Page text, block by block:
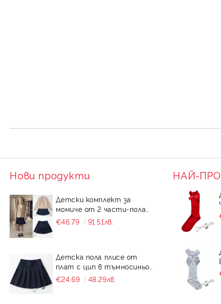
Нови продукти
Детски комплект за
момиче от 2 части-пола
от плат в тъмносиньо
Калина и сако в бежово
€46.79 91.51лв.
Детска пола плисе от
плат с цип в тъмносиньо
за момиче Калина
€24.69 48.29лв.
НАЙ-